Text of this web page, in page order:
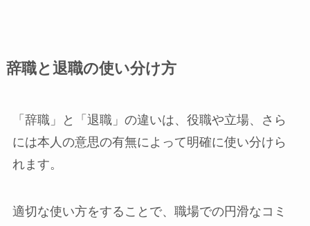
辞職と退職の使い分け方
「辞職」と「退職」の違いは、役職や立場、さら
には本人の意思の有無によって明確に使い分けら
れます。
適切な使い方をすることで、職場での円滑なコミ